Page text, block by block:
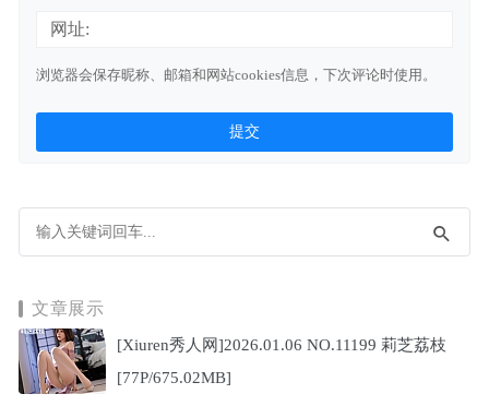
网址:
浏览器会保存昵称、邮箱和网站cookies信息，下次评论时使用。
文章展示
[Xiuren秀人网]2026.01.06 NO.11199 莉芝荔枝
[77P/675.02MB]